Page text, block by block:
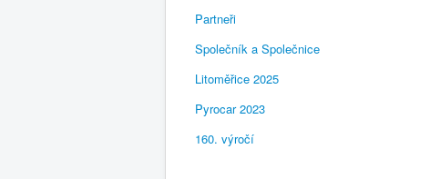
Partneři
Společník a Společnice
Litoměřice 2025
Pyrocar 2023
160. výročí